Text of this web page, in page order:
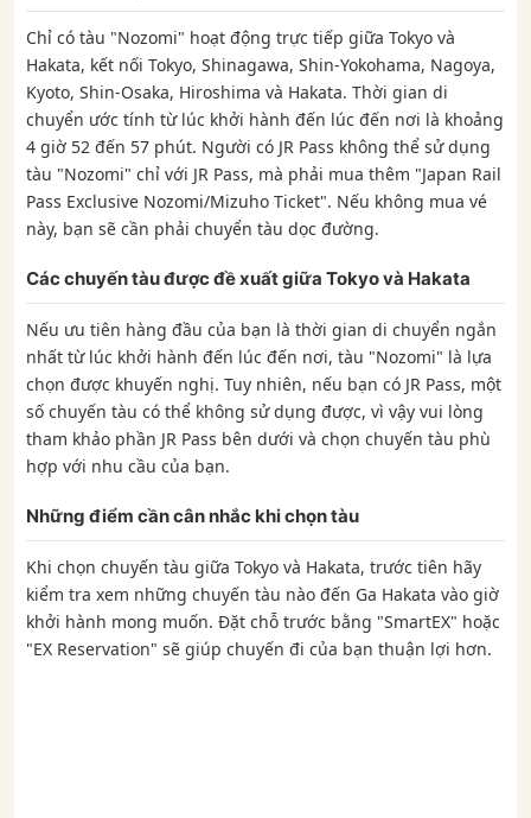
Chỉ có tàu "Nozomi" hoạt động trực tiếp giữa Tokyo và
Hakata, kết nối Tokyo, Shinagawa, Shin-Yokohama, Nagoya,
Kyoto, Shin-Osaka, Hiroshima và Hakata. Thời gian di
chuyển ước tính từ lúc khởi hành đến lúc đến nơi là khoảng
4 giờ 52 đến 57 phút. Người có JR Pass không thể sử dụng
tàu "Nozomi" chỉ với JR Pass, mà phải mua thêm "Japan Rail
Pass Exclusive Nozomi/Mizuho Ticket". Nếu không mua vé
này, bạn sẽ cần phải chuyển tàu dọc đường.
Các chuyến tàu được đề xuất giữa Tokyo và Hakata
Nếu ưu tiên hàng đầu của bạn là thời gian di chuyển ngắn
nhất từ ​​lúc khởi hành đến lúc đến nơi, tàu "Nozomi" là lựa
chọn được khuyến nghị. Tuy nhiên, nếu bạn có JR Pass, một
số chuyến tàu có thể không sử dụng được, vì vậy vui lòng
tham khảo phần JR Pass bên dưới và chọn chuyến tàu phù
hợp với nhu cầu của bạn.
Những điểm cần cân nhắc khi chọn tàu
Khi chọn chuyến tàu giữa Tokyo và Hakata, trước tiên hãy
kiểm tra xem những chuyến tàu nào đến Ga Hakata vào giờ
khởi hành mong muốn. Đặt chỗ trước bằng "SmartEX" hoặc
"EX Reservation" sẽ giúp chuyến đi của bạn thuận lợi hơn.